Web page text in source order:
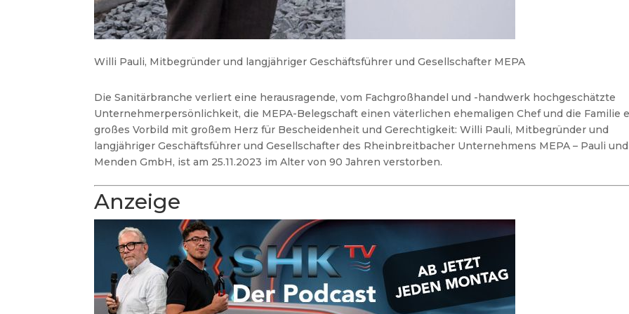
Willi Pauli, Mitbegründer und langjähriger Geschäftsführer und Gesellschafter MEPA
Die Sanitärbranche verliert eine herausragende, vom Fachgroßhandel und -handwerk hochgeschätzte
Unternehmerpersönlichkeit, die MEPA-Belegschaft einen väterlichen ehemaligen Chef und die Familie
großes Vorbild mit großem Herz für Bescheidenheit und Gerechtigkeit: Willi Pauli, Mitbegründer und
langjähriger Geschäftsführer und Gesellschafter des Rheinbreitbacher Unternehmens MEPA – Pauli und
Menden GmbH, ist am 25.11.2023 im Alter von 90 Jahren verstorben.
Anzeige